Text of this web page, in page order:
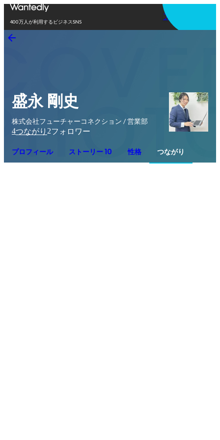
400万人が利用するビジネスSNS
アプリを使う
盛永 剛史
株式会社フューチャーコネクション / 営業部
4つながり 2フォロワー
プロフィール ストーリー 10 性格 つながり